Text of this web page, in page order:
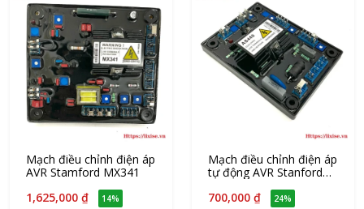
Mạch điều chỉnh điện áp
AVR Stamford MX341
1,625,000 ₫
14%
Mạch điều chỉnh điện áp
tự động AVR Stanford
700,000 ₫ 24%